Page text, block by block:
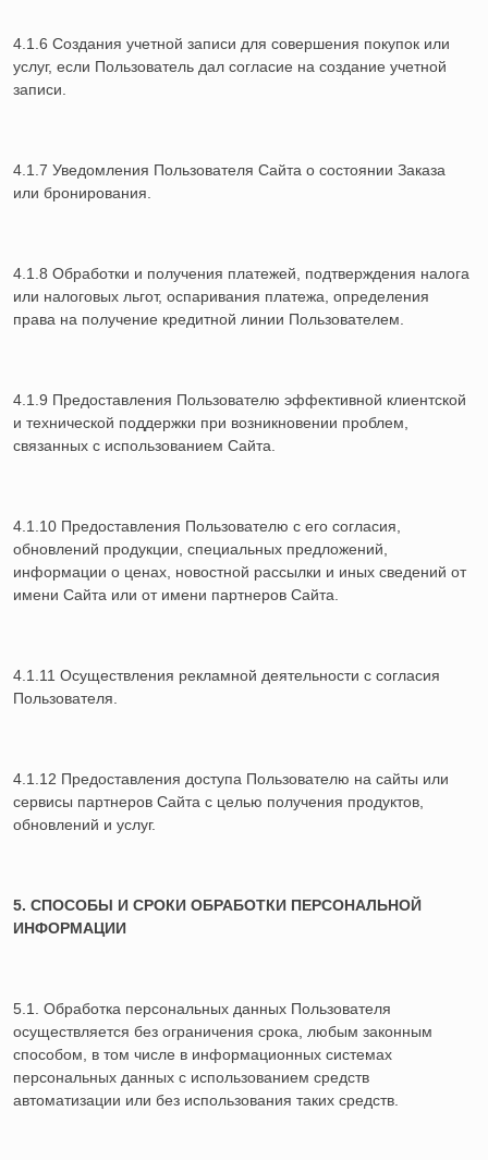
4.1.6 Создания учетной записи для совершения покупок или
услуг, если Пользователь дал согласие на создание учетной
записи.
4.1.7 Уведомления Пользователя Сайта о состоянии Заказа
или бронирования.
4.1.8 Обработки и получения платежей, подтверждения налога
или налоговых льгот, оспаривания платежа, определения
права на получение кредитной линии Пользователем.
4.1.9 Предоставления Пользователю эффективной клиентской
и технической поддержки при возникновении проблем,
связанных с использованием Сайта.
4.1.10 Предоставления Пользователю с его согласия,
обновлений продукции, специальных предложений,
информации о ценах, новостной рассылки и иных сведений от
имени Сайта или от имени партнеров Сайта.
4.1.11 Осуществления рекламной деятельности с согласия
Пользователя.
4.1.12 Предоставления доступа Пользователю на сайты или
сервисы партнеров Сайта с целью получения продуктов,
обновлений и услуг.
5. СПОСОБЫ И СРОКИ ОБРАБОТКИ ПЕРСОНАЛЬНОЙ
ИНФОРМАЦИИ
5.1. Обработка персональных данных Пользователя
осуществляется без ограничения срока, любым законным
способом, в том числе в информационных системах
персональных данных с использованием средств
автоматизации или без использования таких средств.